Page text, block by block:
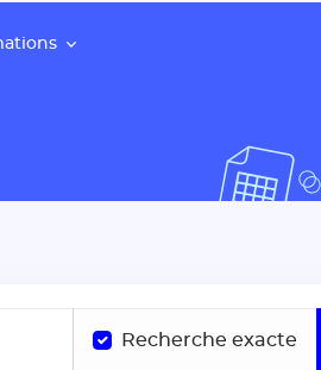
Recherche exacte